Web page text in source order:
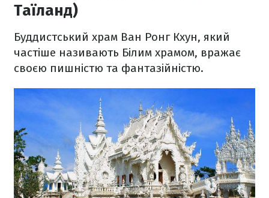
Таїланд)
Буддистський храм Ван Ронг Кхун, який
частіше називають Білим храмом, вражає
своєю пишністю та фантазійністю.